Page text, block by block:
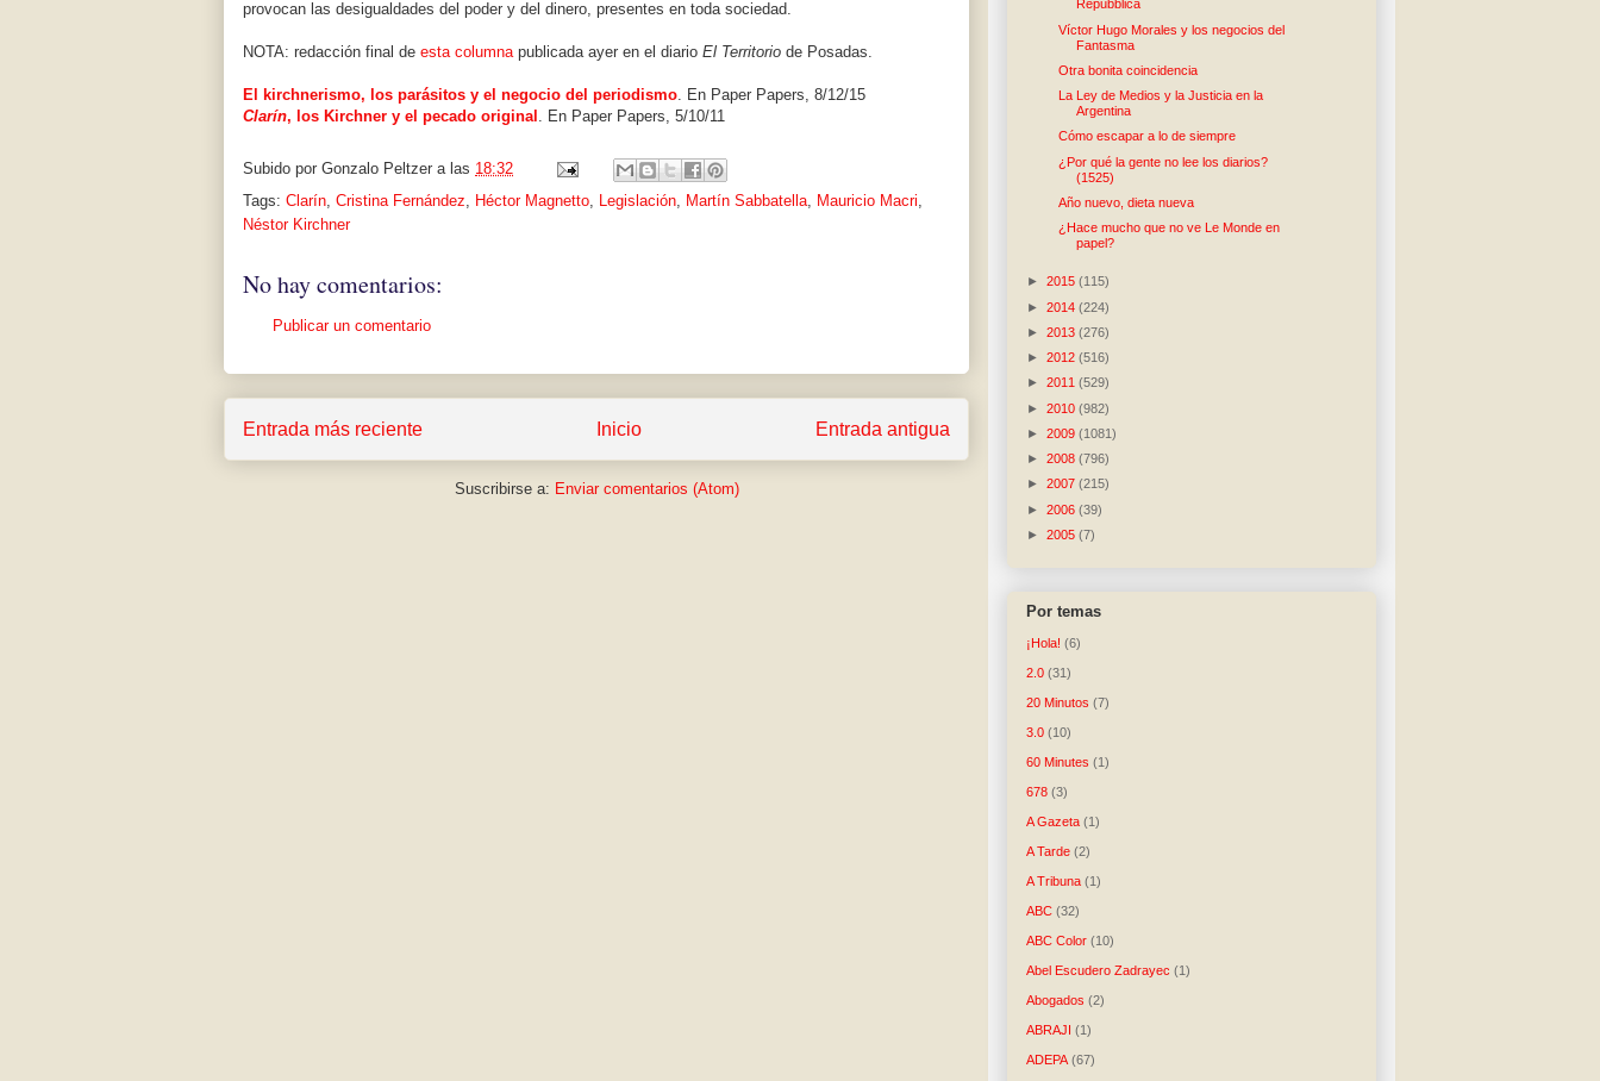
provocan las desigualdades del poder y del dinero, presentes en toda sociedad.
NOTA: redacción final de esta columnapublicada ayer en el diario El Territorio de Posadas.
El kirchnerismo, los parásitos y el negocio del periodismo. En Paper Papers, 8/12/15
Clarín, los Kirchner y el pecado original . En Paper Papers, 5/10/11
Subido por Gonzalo Peltzer a las 18:32
Tags: Clarín, Cristina Fernández, Héctor Magnetto, Legislación, Martín Sabbatella, Mauricio Macri,
Néstor Kirchner
No hay comentarios:
Publicar un comentario
Entrada más reciente Entrada antigua
Inicio
Suscribirse a: Enviar comentarios (Atom)
Repubblica
Víctor Hugo Morales y los negocios del
Fantasma
Otra bonita coincidencia
La Ley de Medios y la Justicia en la
Argentina
Cómo escapar a lo de siempre
¿Por qué la gente no lee los diarios?
(1525)
Año nuevo, dieta nueva
¿Hace mucho que no ve Le Monde en
papel?
► 2015 (115)
► 2014 (224)
► 2013 (276)
► 2012 (516)
► 2011 (529)
► 2010 (982)
► 2009 (1081)
► 2008 (796)
► 2007 (215)
► 2006 (39)
► 2005 (7)
Por temas
¡Hola! (6)
2.0 (31)
20 Minutos (7)
3.0 (10)
60 Minutes (1)
678 (3)
A Gazeta (1)
A Tarde (2)
A Tribuna (1)
ABC (32)
ABC Color (10)
Abel Escudero Zadrayec (1)
Abogados (2)
ABRAJI (1)
ADEPA (67)